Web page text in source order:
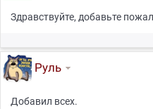
Здравствуйте, добавьте
Руль
Добавил всех.